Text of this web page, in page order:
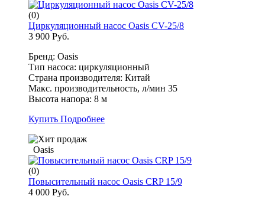
(0)
Циркуляционный насос Oasis CV-25/8
3 900 Руб.
Бренд: Oasis
Тип насоса: циркуляционный
Страна производителя: Китай
Макс. производительность, л/мин 35
Высота напора: 8 м
Купить Подробнее
Oasis
(0)
Повысительный насос Oasis CRP 15/9
4 000 Руб.